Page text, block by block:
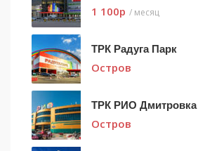
1 100p / месяц
ТРК Радуга Парк
Остров
ТРК РИО Дмитровка
Остров